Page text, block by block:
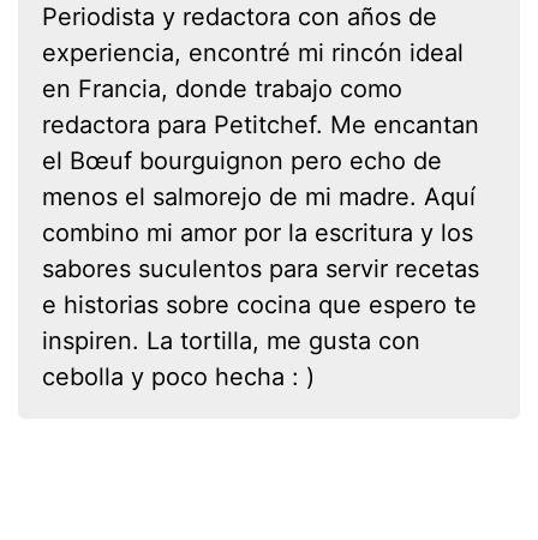
Periodista y redactora con años de
experiencia, encontré mi rincón ideal
en Francia, donde trabajo como
redactora para Petitchef. Me encantan
el Bœuf bourguignon pero echo de
menos el salmorejo de mi madre. Aquí
combino mi amor por la escritura y los
sabores suculentos para servir recetas
e historias sobre cocina que espero te
inspiren. La tortilla, me gusta con
cebolla y poco hecha : )